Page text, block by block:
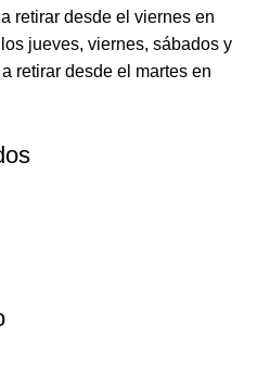
retirar desde el viernes en
jueves, viernes, sábados y
retirar desde el martes en